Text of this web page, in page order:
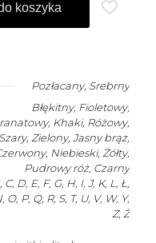
koszyka
Pozłacany, Srebrny
Błękitny, Fioletowy,
Khaki, Różowy,
Szary, Zielony, Jasny brąz,
Niebieski, Żółty,
Pudrowy róż, Czarny
C, D, E, F, G, H, I, J, K, L, Ł,
O, P, Q, R, S, T, U, V, W, Y,
Z, Ż